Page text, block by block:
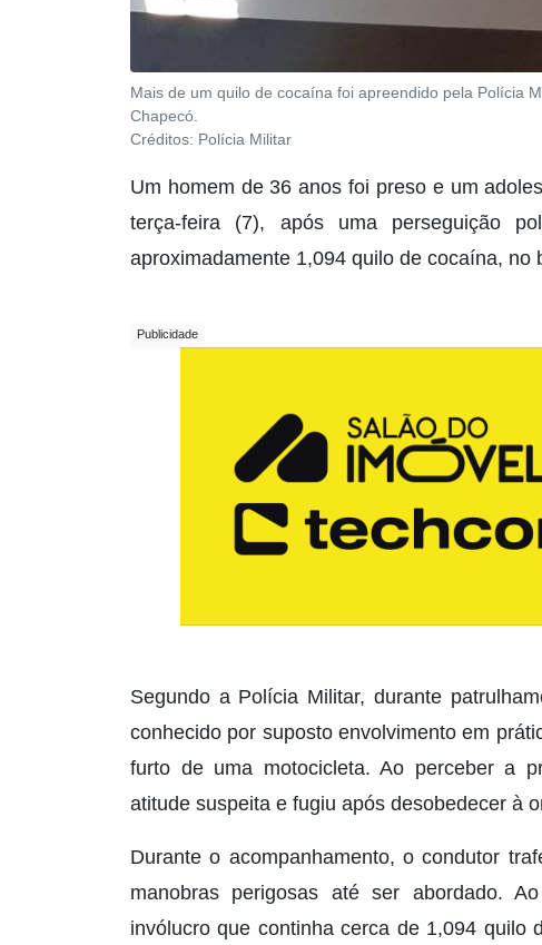
Mais de um quilo de cocaína foi apreendido pela Polícia
Chapecó.
Créditos: Polícia Militar
Um homem de 36 anos foi preso e um
terça-feira (7), após uma perseguição
aproximadamente 1,094 quilo de cocaína, no
Segundo a Polícia Militar, durante
conhecido por suposto envolvimento em
furto de uma motocicleta. Ao perceber a
atitude suspeita e fugiu após desobedecer à
Durante o acompanhamento, o condutor
manobras perigosas até ser abordado.
invólucro que continha cerca de 1,094 quilo